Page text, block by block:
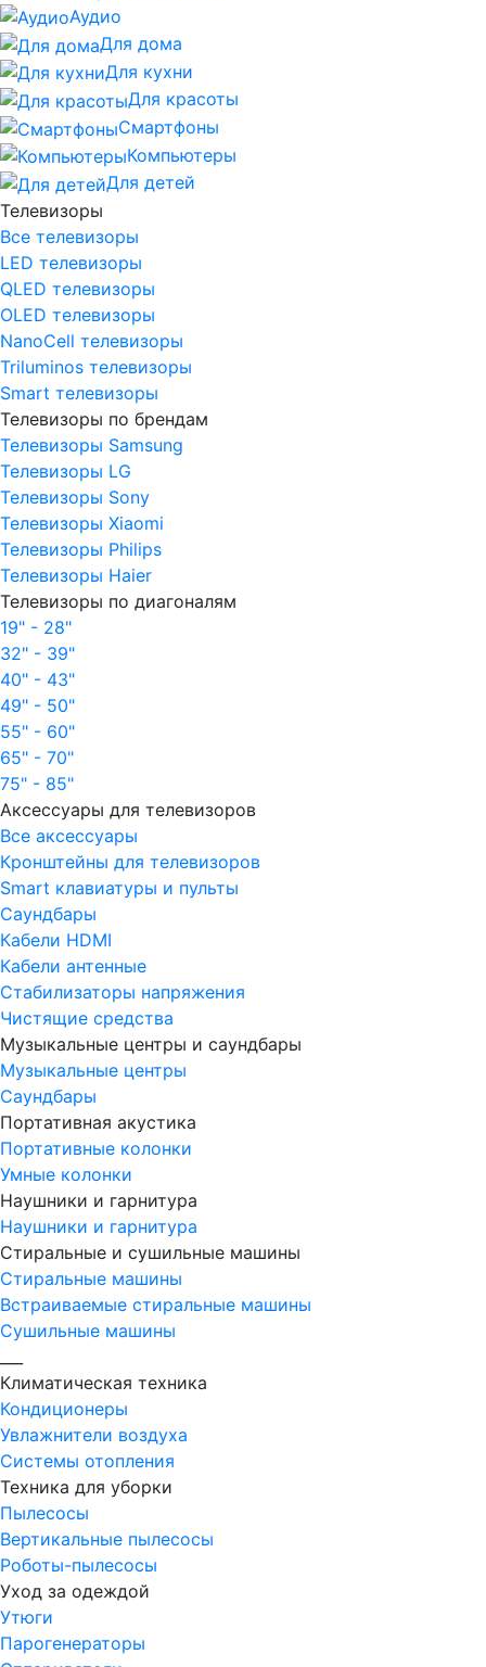
Аудио
Для дома
Для кухни
Для красоты
Смартфоны
Компьютеры
Для детей
Телевизоры
Все телевизоры
LED телевизоры
QLED телевизоры
OLED телевизоры
NanoCell телевизоры
Triluminos телевизоры
Smart телевизоры
Телевизоры по брендам
Телевизоры Samsung
Телевизоры LG
Телевизоры Sony
Телевизоры Xiaomi
Телевизоры Philips
Телевизоры Haier
Телевизоры по диагоналям
19" - 28"
32" - 39"
40" - 43"
49" - 50"
55" - 60"
65" - 70"
75" - 85"
Аксессуары для телевизоров
Все аксессуары
Кронштейны для телевизоров
Smart клавиатуры и пульты
Саундбары
Кабели HDMI
Кабели антенные
Стабилизаторы напряжения
Чистящие средства
Музыкальные центры и саундбары
Музыкальные центры
Саундбары
Портативная акустика
Портативные колонки
Умные колонки
Наушники и гарнитура
Наушники и гарнитура
Стиральные и сушильные машины
Стиральные машины
Встраиваемые стиральные машины
Сушильные машины
Климатическая техника
Кондиционеры
Увлажнители воздуха
Системы отопления
Техника для уборки
Пылесосы
Вертикальные пылесосы
Роботы-пылесосы
Уход за одеждой
Утюги
Парогенераторы